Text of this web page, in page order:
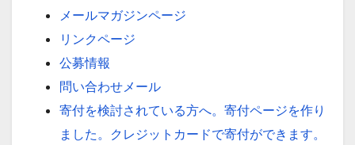
メールマガジンページ
リンクページ
公募情報
問い合わせメール
寄付を検討されている方へ。寄付ページを作り
ました。クレジットカードで寄付ができます。